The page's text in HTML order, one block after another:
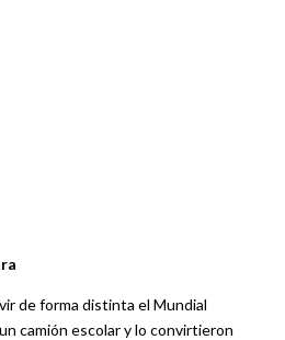
de forma distinta el Mundial
camión escolar y lo convirtieron